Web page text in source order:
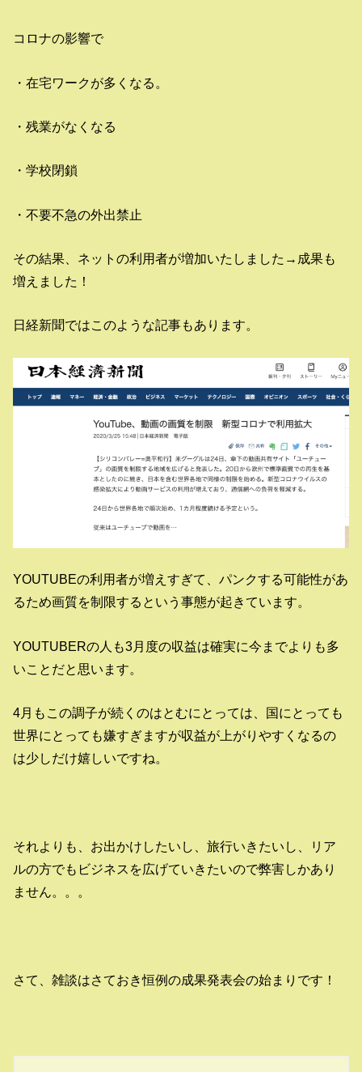
コロナの影響で
・在宅ワークが多くなる。
・残業がなくなる
・学校閉鎖
・不要不急の外出禁止
その結果、ネットの利用者が増加いたしました→成果も
増えました！
日経新聞ではこのような記事もあります。
YOUTUBEの利用者が増えすぎて、パンクする可能性があ
るため画質を制限するという事態が起きています。
YOUTUBERの人も3月度の収益は確実に今までよりも多
いことだと思います。
4月もこの調子が続くのはとむにとっては、国にとっても
世界にとっても嫌すぎますが収益が上がりやすくなるの
は少しだけ嬉しいですね。
それよりも、お出かけしたいし、旅行いきたいし、リア
ルの方でもビジネスを広げていきたいので弊害しかあり
ません。。。
さて、雑談はさておき恒例の成果発表会の始まりです！